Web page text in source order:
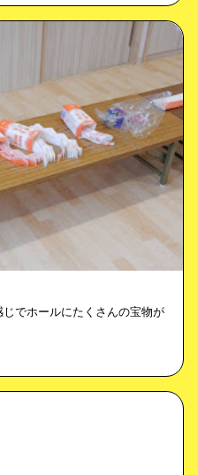
でホールにたくさんの宝物が